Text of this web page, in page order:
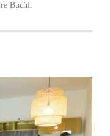
Buchi.